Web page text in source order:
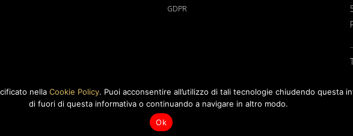
GDPR
Credits
nella Cookie Policy. Puoi acconsentire all’utilizzo di tali tecnologie chiudendo questa
di fuori di questa informativa o continuando a navigare in altro modo.
Ok